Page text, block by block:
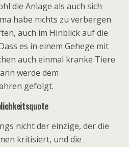
die Anlage als auch sich
habe nichts zu verbergen
auch im Hinblick auf die
es in einem Gehege mit
auch einmal kranke Tiere
werde dem
gefolgt.
nicht der einzige, der die
kritisiert, und die